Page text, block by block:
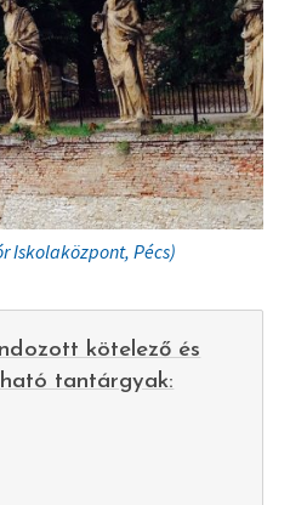
Iskolaközpont, Pécs)
kötelező és
tantárgyak: